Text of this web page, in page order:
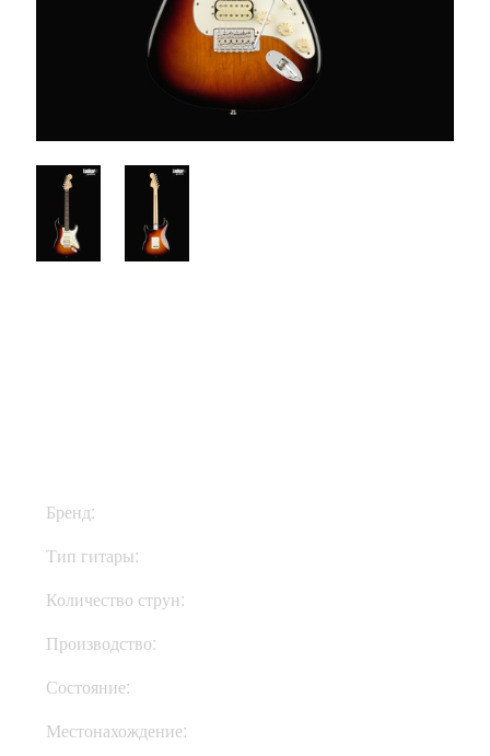
Бренд:
Тип гитары:
Количество струн:
Производство:
Состояние:
Местонахождение: